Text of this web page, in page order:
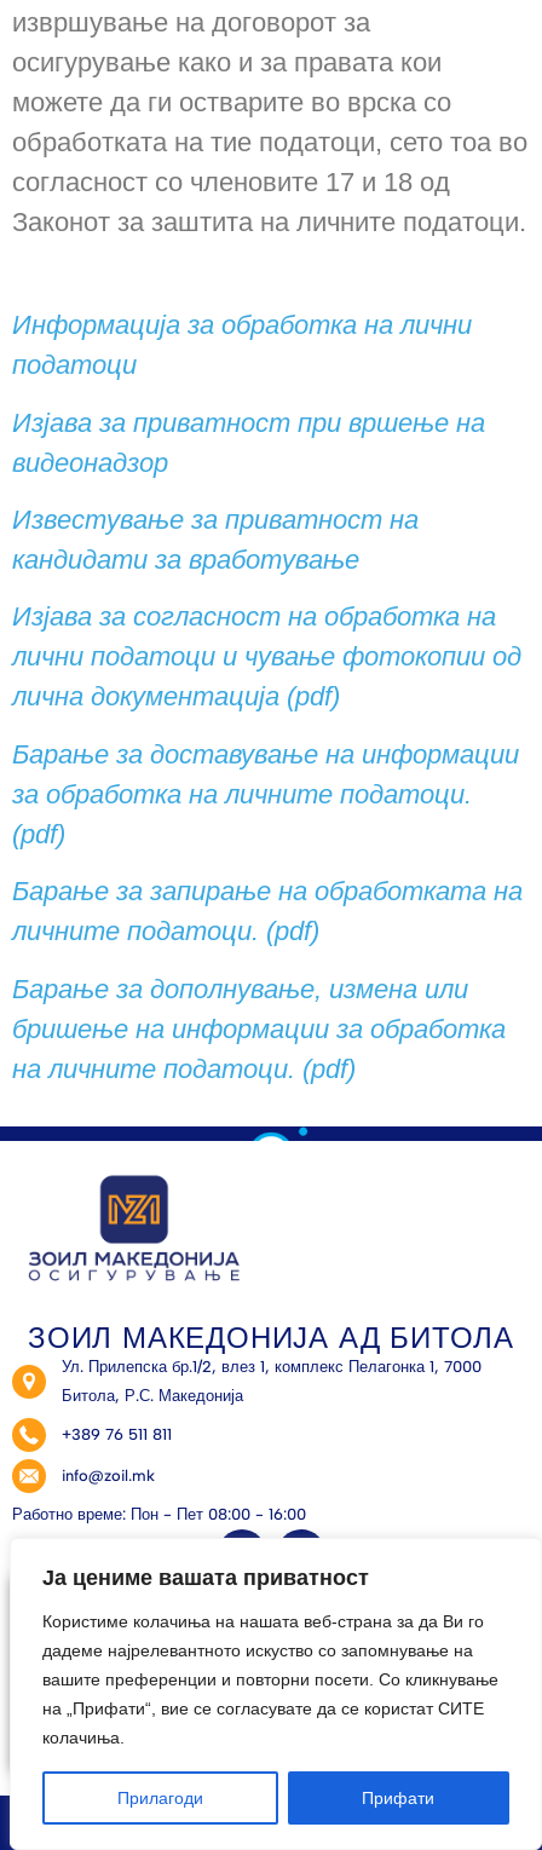
Ја цениме вашата приватност
Користиме колачиња на нашата веб-страна за да Ви го
дадеме најрелевантното искуство со запомнување на
вашите преференции и повторни посети. Со кликнување
на „Прифати“, вие се согласувате да се користат СИТЕ
колачиња.
Прилагоди Прифати
извршување на договорот за
осигурување како и за правата кои
можете да ги остварите во врска со
обработката на тие податоци, сето тоа во
согласност со членовите 17 и 18 од
Законот за заштита на личните податоци.
Информација за обработка на лични
податоци
Изјава за приватност при вршење на
видеонадзор
Известување за приватност на
кандидати за вработување
Изјава за согласност на обработка на
лични податоци и чување фотокопии од
лична документација (pdf)
Барање за доставување на информации
за обработка на личните податоци.
(pdf)
Барање за запирање на обработката на
личните податоци. (pdf)
Барање за дополнување, измена или
бришење на информации за обработка
на личните податоци. (pdf)
ЗОИЛ МАКЕДОНИЈА АД БИТОЛА
Ул. Прилепска бр.1/2, влез 1, комплекс Пелагонка 1, 7000
Битола, Р.С. Македонија
+389 76 511 811
info@zoil.mk
Работно време: Пон - Пет 08:00 - 16:00
© 2026 All Rights Reserved. Developed by:UNET